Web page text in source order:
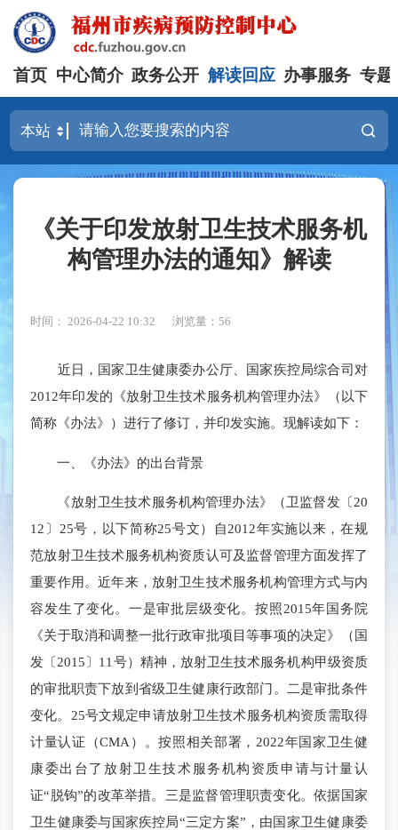
首页 中心简介 政务公开 解读回应 办事服务 专题
《关于印发放射卫生技术服务机
构管理办法的通知》解读
时间： 2026-04-22 10:32 浏览量：56
近日，国家卫生健康委办公厅、国家疾控局综合司对
2012年印发的《放射卫生技术服务机构管理办法》（以下
简称《办法》）进行了修订，并印发实施。现解读如下：
一、《办法》的出台背景
《放射卫生技术服务机构管理办法》（卫监督发〔20
12〕25号，以下简称25号文）自2012年实施以来，在规
范放射卫生技术服务机构资质认可及监督管理方面发挥了
重要作用。近年来，放射卫生技术服务机构管理方式与内
容发生了变化。一是审批层级变化。按照2015年国务院
《关于取消和调整一批行政审批项目等事项的决定》（国
发〔2015〕11号）精神，放射卫生技术服务机构甲级资质
的审批职责下放到省级卫生健康行政部门。二是审批条件
变化。25号文规定申请放射卫生技术服务机构资质需取得
计量认证（CMA）。按照相关部署，2022年国家卫生健
康委出台了放射卫生技术服务机构资质申请与计量认
证“脱钩”的改革举措。三是监督管理职责变化。依据国家
卫生健康委与国家疾控局“三定方案”，由国家卫生健康委